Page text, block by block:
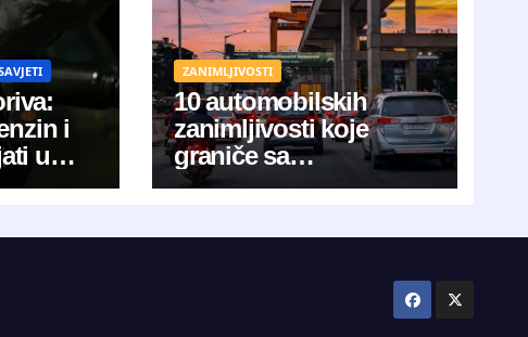
i
u
ZANIMLJIVOSTI
10 automobilskih
zanimljivosti koje
graniče sa
znanstvenom